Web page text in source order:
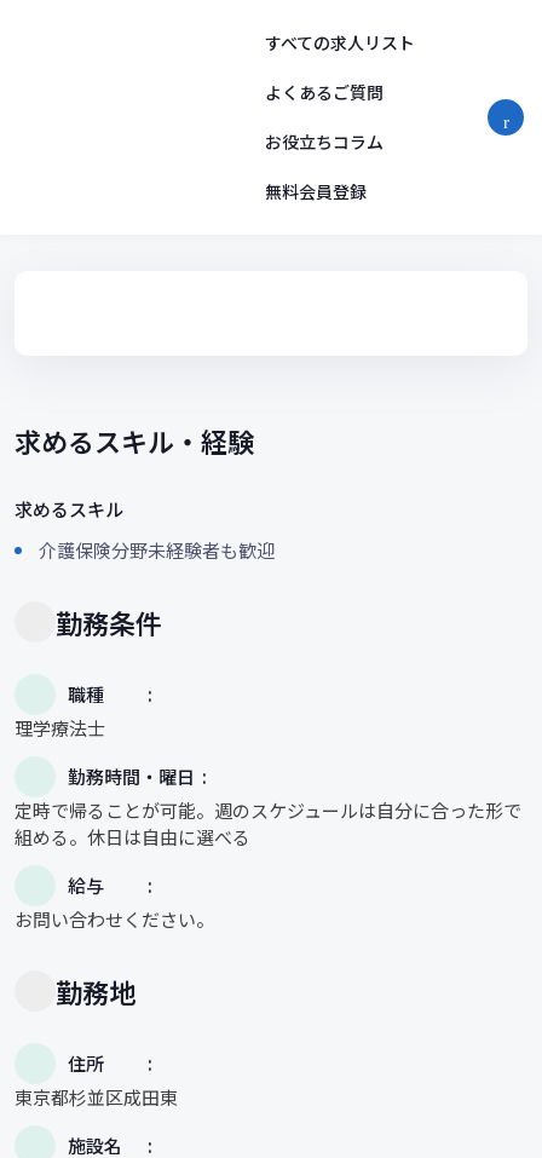
すべての求人リスト
よくあるご質問
お役立ちコラム
無料会員登録
求めるスキル・経験
求めるスキル
介護保険分野未経験者も歓迎
勤務条件
職種
理学療法士
勤務時間・曜日
定時で帰ることが可能。週のスケジュールは自分に合った形で
組める。休日は自由に選べる
給与
お問い合わせください。
勤務地
住所
東京都杉並区成田東
施設名